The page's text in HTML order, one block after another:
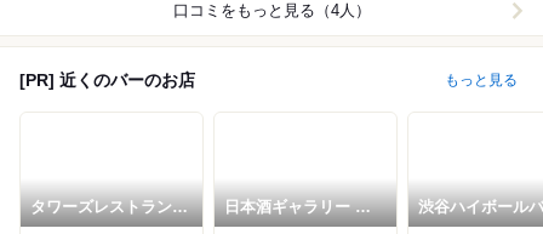
口コミをもっと見る（4人）
[PR] 近くのバーのお店 もっと見る
タワーズレストラン
クーカーニョ
日本酒ギャラリー 壺
の中
渋谷ハイボール